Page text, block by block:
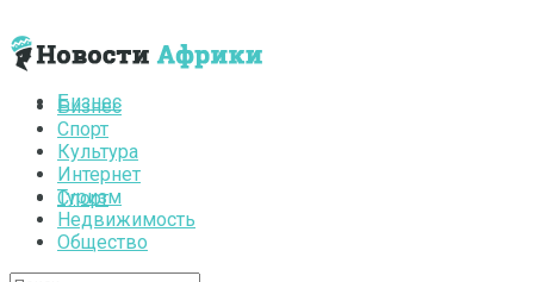
Бизнес
Спорт
Бизнес
Спорт
Культура
Интернет
Туризм
Недвижимость
Общество